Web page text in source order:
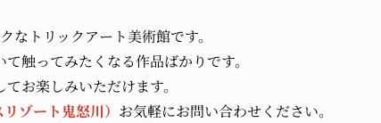
トリックアート美術館です。
触ってみたくなる作品ばかりです。
お楽しみいただけます。
ゾート鬼怒川） お気軽にお問い合わせください。